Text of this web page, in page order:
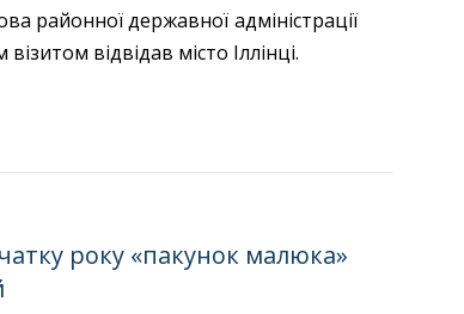
районної державної адміністрації
відвідав місто Іллінці.
року «пакунок малюка»